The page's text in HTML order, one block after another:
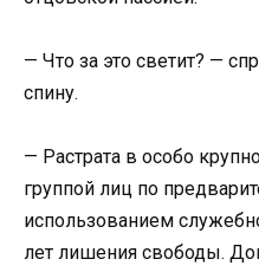
— Что за это светит? —
спину.
— Растрата в особо
группой лиц по
использованием
лет лишения свободы.